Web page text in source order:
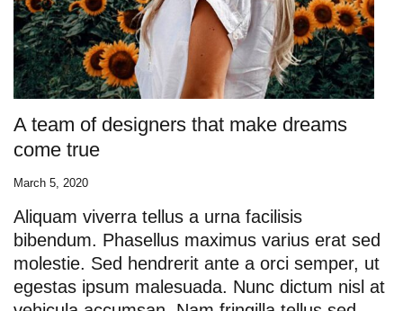
A team of designers that make dreams
come true
March 5, 2020
Aliquam viverra tellus a urna facilisis
bibendum. Phasellus maximus varius erat sed
molestie. Sed hendrerit ante a orci semper, ut
egestas ipsum malesuada. Nunc dictum nisl at